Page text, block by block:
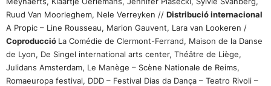
Ruud Van Moorleghem, Nele Verreyken // Distribució internacional
A Propic – Line Rousseau, Marion Gauvent, Lara van Lookeren /
Coproducció La Comédie de Clermont-Ferrand, Maison de la Danse
de Lyon, De Singel international arts center, Théâtre de Liège,
Julidans Amsterdam, Le Manège – Scène Nationale de Reims,
Romaeuropa festival, DDD – Festival Dias da Dança – Teatro Rivoli –